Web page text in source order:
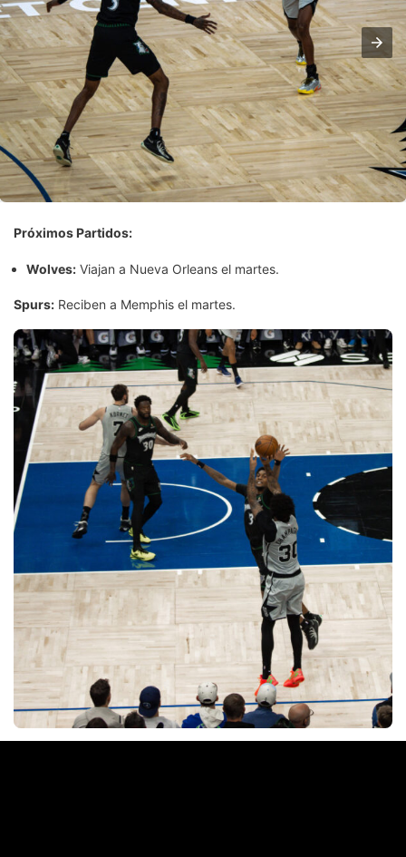
Próximos Partidos:
Wolves: Viajan a Nueva Orleans el martes.
Spurs: Reciben a Memphis el martes.